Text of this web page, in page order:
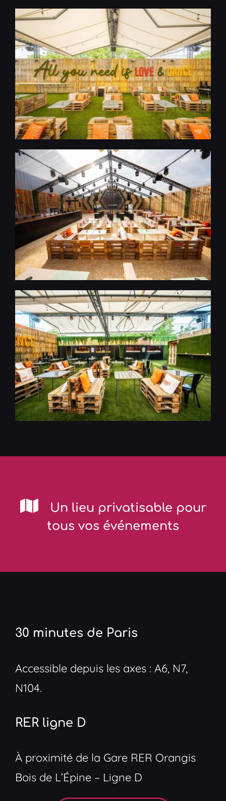
Un lieu privatisable pour
tous vos événements
30 minutes de Paris
Accessible depuis les axes : A6, N7,
N104.
RER ligne D
À proximité de la Gare RER Orangis
Bois de L’Épine – Ligne D